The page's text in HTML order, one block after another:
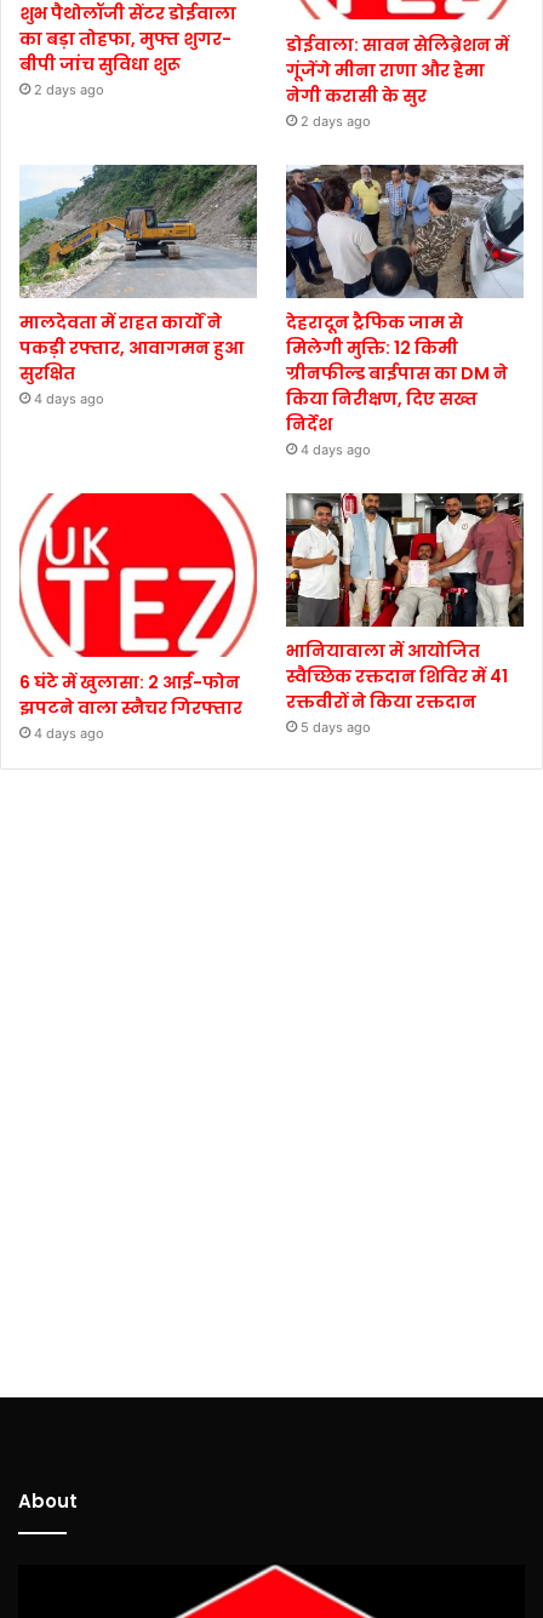
शुभ पैथोलॉजी सेंटर डोईवाला
का बड़ा तोहफा, मुफ्त शुगर-
बीपी जांच सुविधा शुरू
2 days ago
डोईवाला: सावन सेलिब्रेशन में
गूंजेंगे मीना राणा और हेमा
नेगी करासी के सुर
2 days ago
मालदेवता में राहत कार्यों ने
पकड़ी रफ्तार, आवागमन हुआ
सुरक्षित
4 days ago
देहरादून ट्रैफिक जाम से
मिलेगी मुक्ति: 12 किमी
ग्रीनफील्ड बाईपास का DM ने
किया निरीक्षण, दिए सख्त
निर्देश
4 days ago
6 घंटे में खुलासा: 2 आई-फोन
झपटने वाला स्नैचर गिरफ्तार
4 days ago
भानियावाला में आयोजित
स्वैच्छिक रक्तदान शिविर में 41
रक्तवीरों ने किया रक्तदान
5 days ago
About